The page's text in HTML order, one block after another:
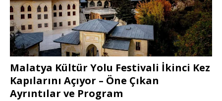
Malatya Kültür Yolu Festivali İkinci Kez
Kapılarını Açıyor – Öne Çıkan
Ayrıntılar ve Program